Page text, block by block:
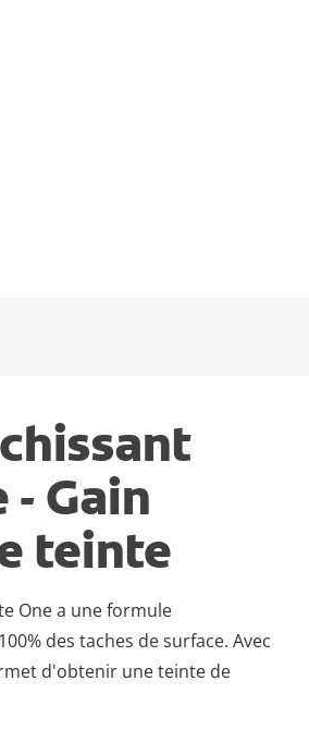
Gain
teinte
One a une formule
des taches de surface. Avec
d'obtenir une teinte de